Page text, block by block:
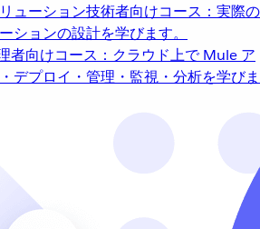
ューション技術者向けコース：実際の
ションの設計を学びます。
者向けコース：クラウド上で Mule ア
デプロイ・管理・監視・分析を学びま